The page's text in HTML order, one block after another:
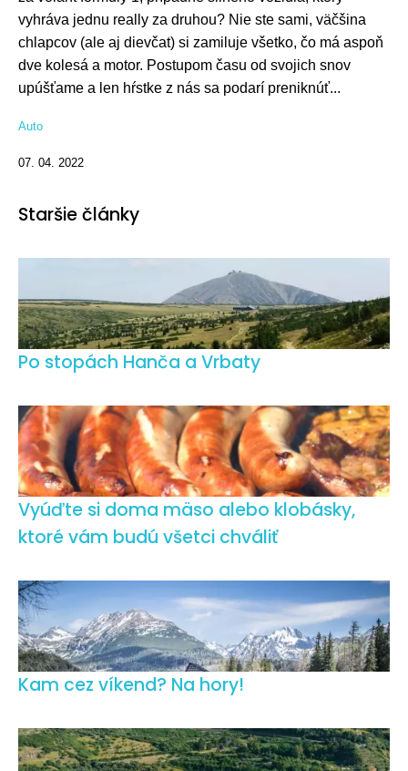
vyhráva jednu really za druhou? Nie ste sami, väčšina
chlapcov (ale aj dievčat) si zamiluje všetko, čo má aspoň
dve kolesá a motor. Postupom času od svojich snov
upúšťame a len hŕstke z nás sa podarí preniknúť...
Auto
07. 04. 2022
Staršie články
Po stopách Hanča a Vrbaty
Vyúďte si doma mäso alebo klobásky,
ktoré vám budú všetci chváliť
Kam cez víkend? Na hory!